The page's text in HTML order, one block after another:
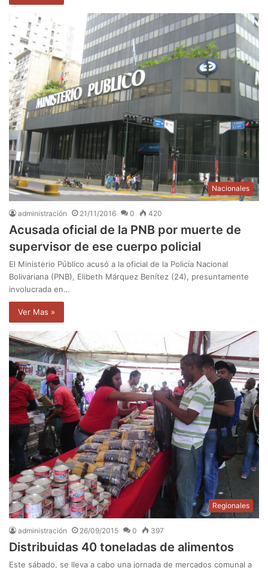
Nacionales
administración 21/11/2016 0 420
Acusada oficial de la PNB por muerte de
supervisor de ese cuerpo policial
El Ministerio Público acusó a la oficial de la Policía Nacional
Bolivariana (PNB), Elibeth Márquez Benítez (24), presuntamente
involucrada en…
Ver Mas »
Regionales
administración 26/09/2015 0 397
Distribuidas 40 toneladas de alimentos
Este sábado, se lleva a cabo una jornada de mercados comunal a